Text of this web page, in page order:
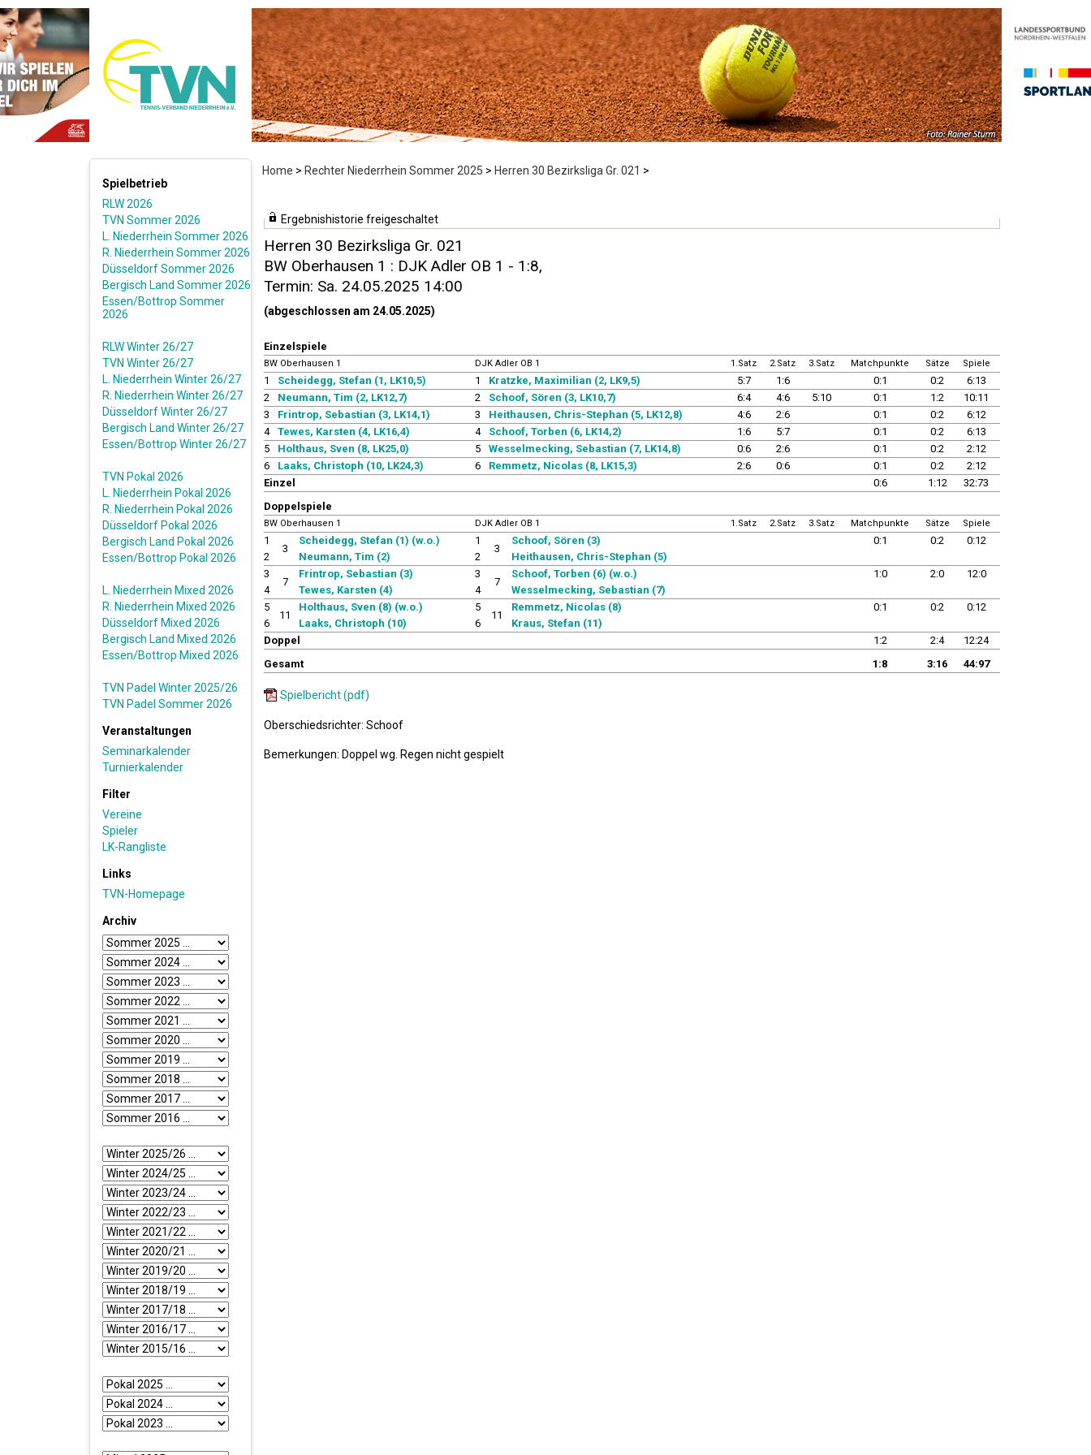
Home > Rechter Niederrhein Sommer 2025 > Herren 30 Bezirksliga Gr. 021 >
Spielbetrieb
RLW 2026
TVN Sommer 2026
L. Niederrhein Sommer 2026
R. Niederrhein Sommer 2026
Düsseldorf Sommer 2026
Bergisch Land Sommer 2026
Essen/Bottrop Sommer
2026
RLW Winter 26/27
TVN Winter 26/27
L. Niederrhein Winter 26/27
R. Niederrhein Winter 26/27
Düsseldorf Winter 26/27
Bergisch Land Winter 26/27
Essen/Bottrop Winter 26/27
TVN Pokal 2026
L. Niederrhein Pokal 2026
R. Niederrhein Pokal 2026
Düsseldorf Pokal 2026
Bergisch Land Pokal 2026
Essen/Bottrop Pokal 2026
L. Niederrhein Mixed 2026
R. Niederrhein Mixed 2026
Düsseldorf Mixed 2026
Bergisch Land Mixed 2026
Essen/Bottrop Mixed 2026
TVN Padel Winter 2025/26
TVN Padel Sommer 2026
Veranstaltungen
Seminarkalender
Turnierkalender
Filter
Vereine
Spieler
LK-Rangliste
Links
TVN-Homepage
Archiv
Ergebnishistorie freigeschaltet
Herren 30 Bezirksliga Gr. 021
BW Oberhausen 1 : DJK Adler OB 1 - 1:8,
Termin: Sa. 24.05.2025 14:00
(abgeschlossen am 24.05.2025)
Einzelspiele
BW Oberhausen 1 DJK Adler OB 1 1.Satz 2.Satz 3.Satz Matchpunkte Sätze Spiele
1 Scheidegg, Stefan (1, LK10,5) 1 Kratzke, Maximilian (2, LK9,5) 5:7 1:6 0:1 0:2
6:13
2
Neumann, Tim (2, LK12,7) 2 Schoof, Sören (3, LK10,7) 6:4 4:6 5:10 0:1 1:2
10:11
3
Frintrop, Sebastian (3, LK14,1) 3 Heithausen, Chris-Stephan (5, LK12,8) 4:6 2:6 0:1 0:2
6:12
4
Tewes, Karsten (4, LK16,4) 4 Schoof, Torben (6, LK14,2) 1:6 5:7 0:1 0:2
6:13
5
Holthaus, Sven (8, LK25,0) 5 Wesselmecking, Sebastian (7, LK14,8) 0:6 2:6 0:1 0:2
2:12
6
Laaks, Christoph (10, LK24,3) 6 Remmetz, Nicolas (8, LK15,3) 2:6 0:6 0:1 0:2
2:12
Einzel
0:6 1:12
32:73
Doppelspiele
BW Oberhausen 1 DJK Adler OB 1 1.Satz 2.Satz 3.Satz Matchpunkte Sätze Spiele
1
2
3
Scheidegg, Stefan (1) (w.o.)
Neumann, Tim (2)
1
2
3
Schoof, Sören (3)
Heithausen, Chris-Stephan (5)
0:1 0:2 0:12
3
4
7
Frintrop, Sebastian (3)
Tewes, Karsten (4)
3
4
7
Schoof, Torben (6) (w.o.)
Wesselmecking, Sebastian (7)
1:0 2:0 12:0
5
6
11
Holthaus, Sven (8) (w.o.)
Laaks, Christoph (10)
5
6
11
Remmetz, Nicolas (8)
Kraus, Stefan (11)
0:1 0:2 0:12
Doppel 1:2 2:4
12:24
Gesamt
1:8 3:16 44:97
Spielbericht (pdf)
Oberschiedsrichter: Schoof
Bemerkungen: Doppel wg. Regen nicht gespielt